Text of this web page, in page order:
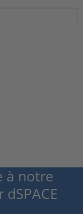
à notre